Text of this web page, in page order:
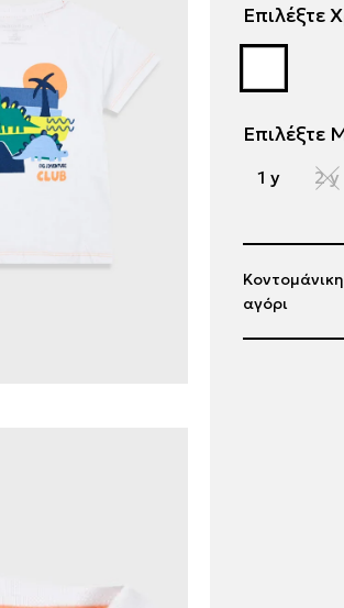
Επιλέξτε
Επιλέξτε
1 y 2 y
αγόρι